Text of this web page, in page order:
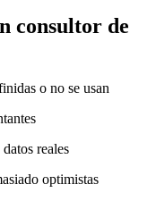
consultor de
o no se usan
reales
optimistas